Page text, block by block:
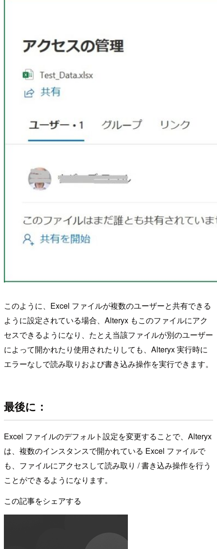
このように、Excel ファイルが複数のユーザーと共有できる
ように設定されている場合、Alteryx もこのファイルにアク
セスできるようになり、たとえ当該ファイルが別のユーザー
によって開かれたり使用されたりしても、Alteryx 実行時に
エラーなしで読み取りおよび書き込み操作を実行できます。
最後に：
Excel ファイルのデフォルト設定を変更することで、Alteryx
は、複数のインスタンスで開かれている Excel ファイルで
も、ファイルにアクセスして読み取り / 書き込み操作を行う
ことができるようになります。
この記事をシェアする